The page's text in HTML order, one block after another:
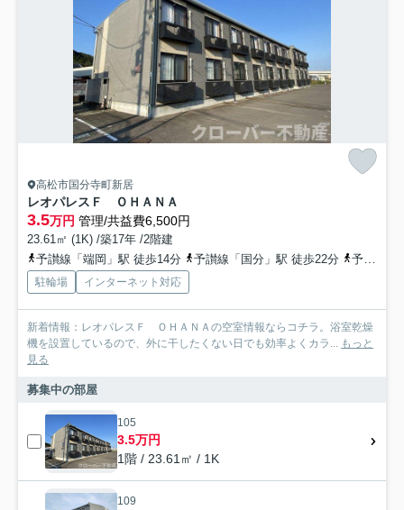
高松市国分寺町新居
レオパレスＦ ＯＨＡＮＡ
3.5万円 管理/共益費6,500円
23.61㎡ (1K) /築17年 /2階建
予讃線「端岡」駅 徒歩14分
予讃線「国分」駅 徒歩22分 予讃線「讃岐府中」駅 徒歩48分
駐輪場 インターネット対応
新着情報：レオパレスＦ ＯＨＡＮＡの空室情報ならコチラ。浴室乾燥
機を設置しているので、外に干したくない日でも効率よくカラ... もっと
見る
募集中の部屋
105
3.5万円
1階 / 23.61㎡ / 1K
109